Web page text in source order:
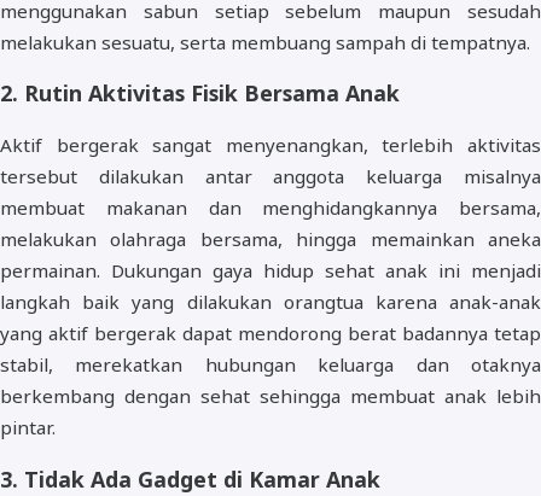
menggunakan sabun setiap sebelum maupun sesudah
melakukan sesuatu, serta membuang sampah di tempatnya.
2. Rutin Aktivitas Fisik Bersama Anak
Aktif bergerak sangat menyenangkan, terlebih aktivitas
tersebut dilakukan antar anggota keluarga misalnya
membuat makanan dan menghidangkannya bersama,
melakukan olahraga bersama, hingga memainkan aneka
permainan. Dukungan gaya hidup sehat anak ini menjadi
langkah baik yang dilakukan orangtua karena anak-anak
yang aktif bergerak dapat mendorong berat badannya tetap
stabil, merekatkan hubungan keluarga dan otaknya
berkembang dengan sehat sehingga membuat anak lebih
pintar.
3. Tidak Ada Gadget di Kamar Anak